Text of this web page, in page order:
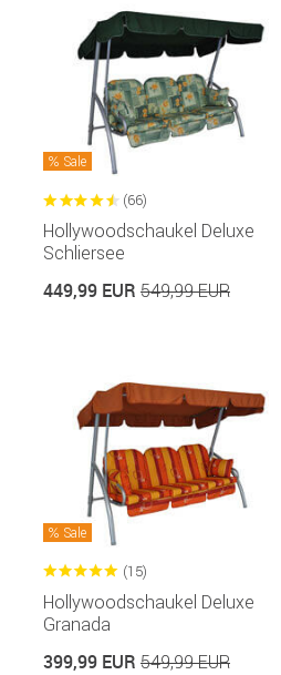
Sale
(66)
Hollywoodschaukel Deluxe
Schliersee
449,99 EUR 549,99 EUR
Sale
(15)
Hollywoodschaukel Deluxe
Granada
399,99 EUR 549,99 EUR